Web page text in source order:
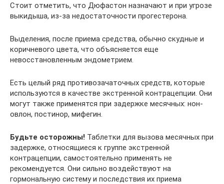
Стоит отметить, что Дюфастон назначают и при угрозе
выкидыша, из-за недостаточности прогестерона.
Выделения, после приема средства, обычно скудные и
коричневого цвета, что объясняется еще
невосстановленным эндометрием.
Есть целый ряд противозачаточных средств, которые
используются в качестве экстренной контрацепции. Они
могут также применятся при задержке месячных: нон-
овлон, постинор, мифегин.
Будьте осторожны! Таблетки для вызова месячных при
задержке, относящиеся к группе экстренной
контрацепции, самостоятельно применять не
рекомендуется. Они сильно воздействуют на
гормональную систему и последствия их приема